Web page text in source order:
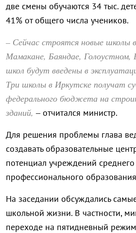
две смены обучаются 34 тыс.
41% от общего числа учеников.
– Сейчас строятся новые школы
Мамакане, Баяндае, Голоустном,
школ будут введены в
Три школы в Иркутске получат
федерального бюджета на
зданий, – отчитался министр.
Для решения проблемы глава
создавать образовательные
потенциал учреждений
профессионального
На заседании обсуждались
школьной жизни. В частности,
переходе на пятидневный